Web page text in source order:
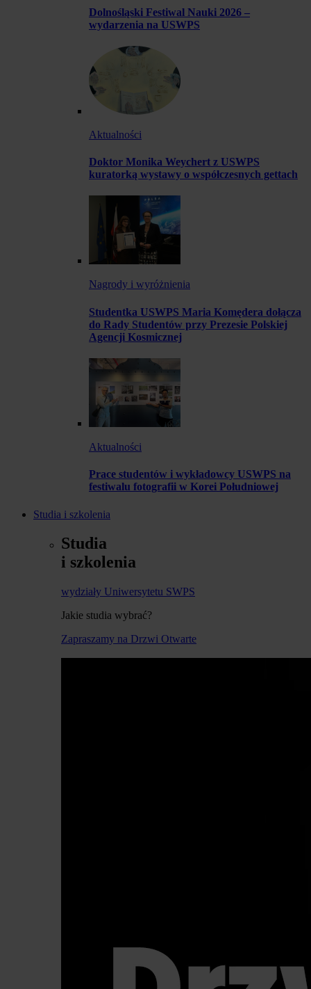
Dolnośląski Festiwal Nauki 2026 –
wydarzenia na USWPS
Aktualności
Doktor Monika Weychert z USWPS
kuratorką wystawy o współczesnych gettach
Nagrody i wyróżnienia
Studentka USWPS Maria Komędera dołącza
do Rady Studentów przy Prezesie Polskiej
Agencji Kosmicznej
Aktualności
Prace studentów i wykładowcy USWPS na
festiwalu fotografii w Korei Południowej
Studia i szkolenia
Studia
i szkolenia
wydziały Uniwersytetu SWPS
Jakie studia wybrać?
Zapraszamy na Drzwi Otwarte